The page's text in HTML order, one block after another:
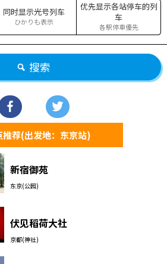
同时显示光号列车
ひかりも表示
优先显示各站停车的列
车
各駅停車優先
搜索
推荐(出发地：东京站)
新宿御苑
东京(公园)
伏见稻荷大社
京都(神社)